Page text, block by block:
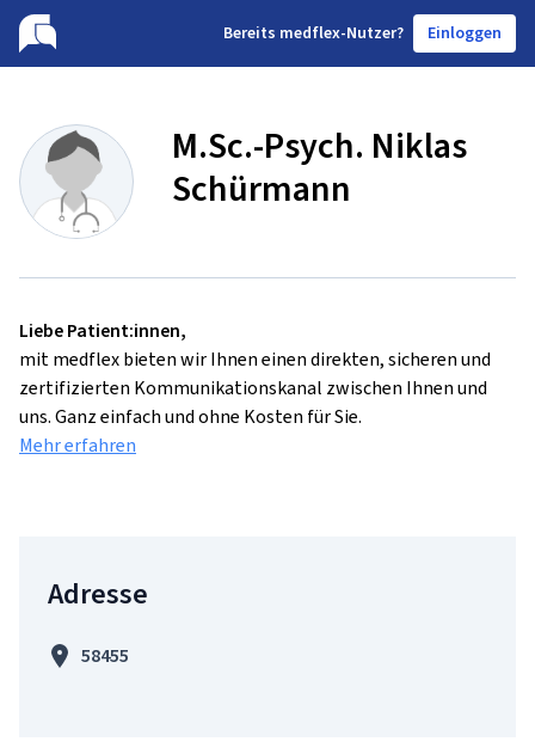
Bereits medflex-Nutzer? Einloggen
M.Sc.-Psych. Niklas
Schürmann
Liebe Patient:innen,
mit medflex bieten wir Ihnen einen direkten, sicheren und
zertifizierten Kommunikationskanal zwischen Ihnen und
uns. Ganz einfach und ohne Kosten für Sie.
Mehr erfahren
Adresse
58455